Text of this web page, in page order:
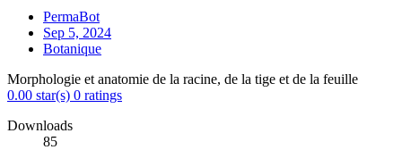
PermaBot
Sep 5, 2024
Botanique
Morphologie et anatomie de la racine, de la tige et de la feuille
0.00 star(s) 0 ratings
Downloads
85